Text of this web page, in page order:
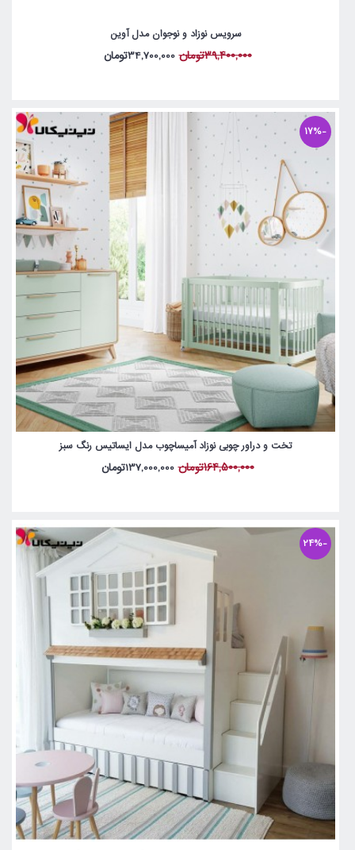
سرویس نوزاد و نوجوان مدل آوین
39,400,000تومان 34,700,000تومان
-17%
تخت و دراور چوبی نوزاد آمیساچوب مدل ایساتیس رنگ سبز
164,500,000تومان 137,000,000تومان
-24%